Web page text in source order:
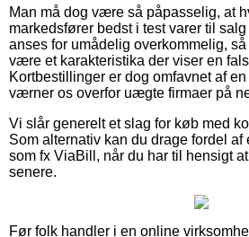
Man må dog være så påpasselig, at
markedsfører bedst i test varer til
anses for umådelig overkommelig,
være et karakteristika der viser en
Kortbestillinger er dog omfavnet af
værner os overfor uægte firmaer på
Vi slår generelt et slag for køb med
Som alternativ kan du drage fordel af
som fx ViaBill, når du har til hensigt
senere.
Før folk handler i en online